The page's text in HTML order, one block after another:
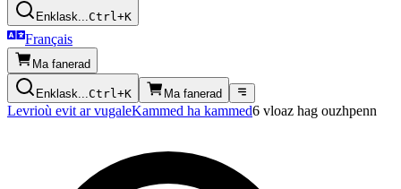
Enklask...Ctrl+K
Français
Ma fanerad
Enklask...Ctrl+K Ma fanerad
Levrioù evit ar vugaleKammed ha kammed6 vloaz hag ouzhpenn